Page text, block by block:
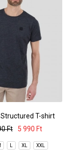
T-shirt
Ft
5 990 Ft
L XL XXL